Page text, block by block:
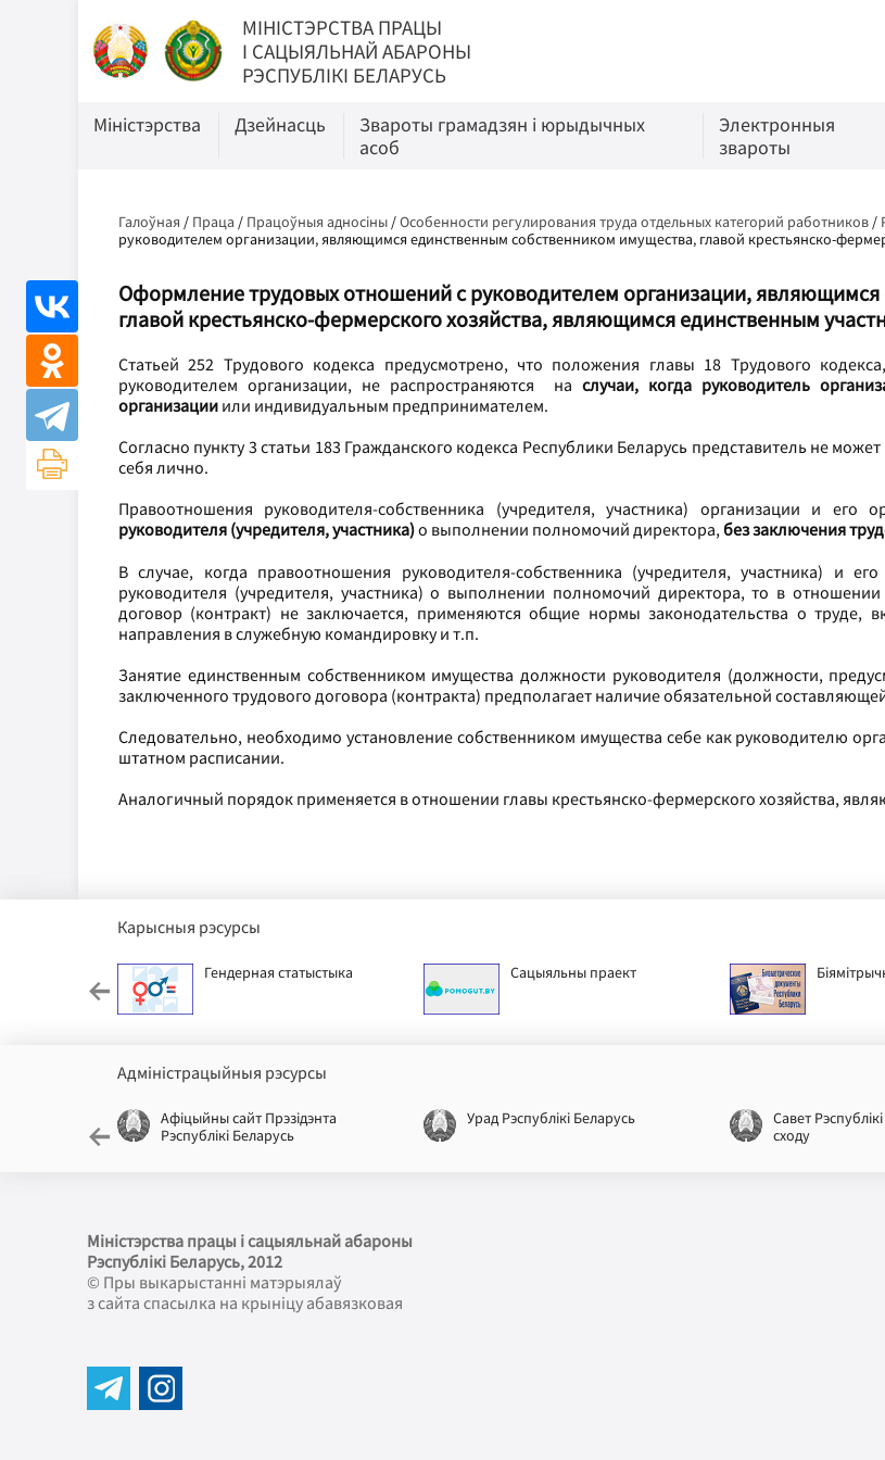
МIНIСТЭРСТВА ПРАЦЫ
I САЦЫЯЛЬНАЙ АБАРОНЫ
РЭСПУБЛІКІ БЕЛАРУСЬ
Міністэрства Дзейнасць
Звароты грамадзян і юрыдычных
асоб
Электронныя
звароты
Галоўная / Праца / Працоўныя адносіны /Особенности регулирования труда отдельных категорий работников /
руководителем организации, являющимся единственным собственником имущества, главой крестьянско-
Оформление трудовых отношений с руководителем организации,
главой крестьянско-фермерского хозяйства, являющимся единственным
Статьей 252 Трудового кодекса предусмотрено, что положения главы 18 Трудового
руководителем организации, не распространяются на случаи, когда руководитель
организации или индивидуальным предпринимателем.
Согласно пункту 3 статьи 183 Гражданского кодекса Республики Беларусь представитель не
себя лично.
Правоотношения руководителя-собственника (учредителя, участника) организации и его
руководителя (учредителя, участника)о выполнении полномочий директора, без заключения
В случае, когда правоотношения руководителя-собственника (учредителя, участника) и
руководителя (учредителя, участника) о выполнении полномочий директора, то в
договор (контракт) не заключается, применяются общие нормы законодательства о труде,
направления в служебную командировку и т.п.
Занятие единственным собственником имущества должности руководителя (должности,
заключенного трудового договора (контракта) предполагает наличие обязательной
Следовательно, необходимо установление собственником имущества себе как руководителю
штатном расписании.
Аналогичный порядок применяется в отношении главы крестьянско-фермерского хозяйства,
Карысныя рэсурсы
Гендерная статыстыка Сацыяльны праект
Адміністрацыйныя рэсурсы
Афіцыйны сайт Прэзідэнта
Рэспублікі Беларусь
Урад Рэспублікі Беларусь
Савет
сходу
Міністэрства працы і сацыяльнай абароны
Рэспублікі Беларусь, 2012
© Пры выкарыстанні матэрыялаў
з сайта спасылка на крыніцу абавязковая